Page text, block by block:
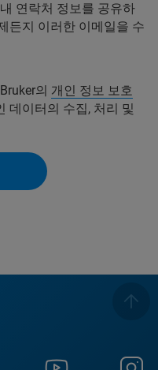
연락처 정보를 공유하
든지 이러한 이메일을 수
의 개인 정보 보호
데이터의 수집, 처리 및